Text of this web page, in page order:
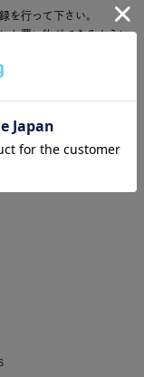
を行って下さい。
お買い物ができるように